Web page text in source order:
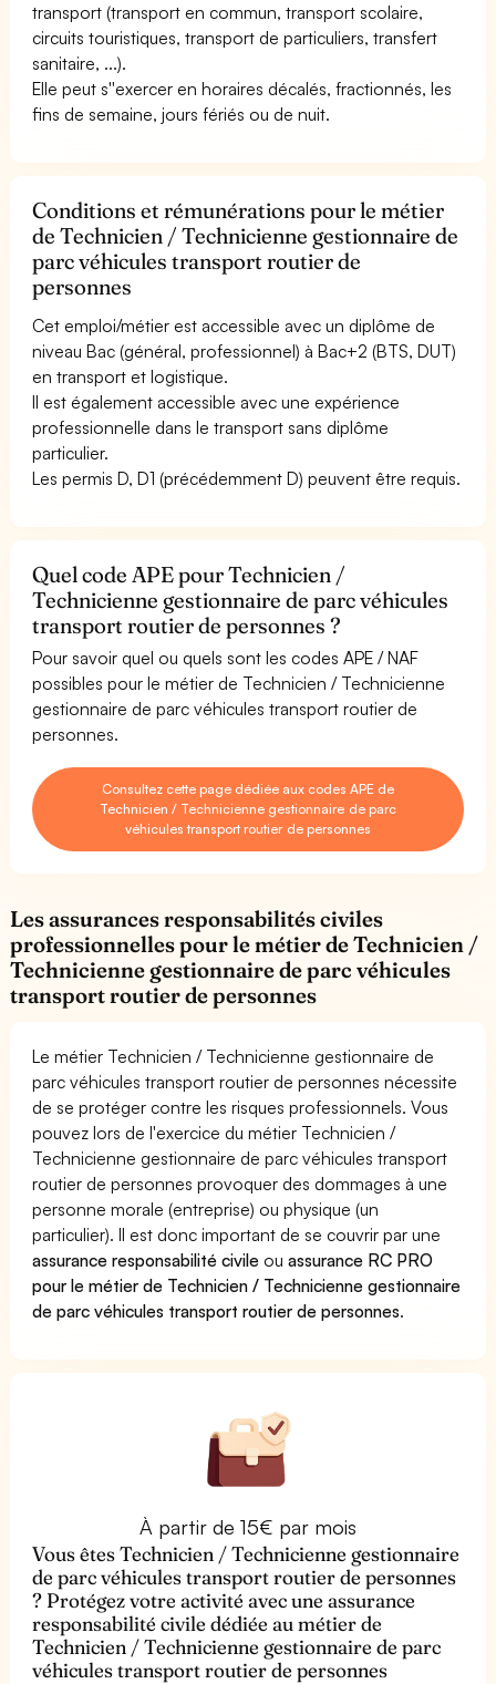
transport (transport en commun, transport scolaire,
circuits touristiques, transport de particuliers, transfert
sanitaire, ...).
Elle peut s''exercer en horaires décalés, fractionnés, les
fins de semaine, jours fériés ou de nuit.
Conditions et rémunérations pour le métier
de Technicien / Technicienne gestionnaire de
parc véhicules transport routier de
personnes
Cet emploi/métier est accessible avec un diplôme de
niveau Bac (général, professionnel) à Bac+2 (BTS, DUT)
en transport et logistique.
Il est également accessible avec une expérience
professionnelle dans le transport sans diplôme
particulier.
Les permis D, D1 (précédemment D) peuvent être requis.
Quel code APE pour Technicien /
Technicienne gestionnaire de parc véhicules
transport routier de personnes ?
Pour savoir quel ou quels sont les codes APE / NAF
possibles pour le métier de Technicien / Technicienne
gestionnaire de parc véhicules transport routier de
personnes.
Consultez cette page dédiée aux codes APE de
Technicien / Technicienne gestionnaire de parc
véhicules transport routier de personnes
Les assurances responsabilités civiles
professionnelles pour le métier de Technicien /
Technicienne gestionnaire de parc véhicules
transport routier de personnes
Le métier Technicien / Technicienne gestionnaire de
parc véhicules transport routier de personnes nécessite
de se protéger contre les risques professionnels. Vous
pouvez lors de l'exercice du métier Technicien /
Technicienne gestionnaire de parc véhicules transport
routier de personnes provoquer des dommages à une
personne morale (entreprise) ou physique (un
particulier). Il est donc important de se couvrir par une
assurance responsabilité civile ouassurance RC PRO
pour le métier de Technicien / Technicienne gestionnaire
de parc véhicules transport routier de personnes.
À partir de 15€ par mois
Vous êtes Technicien / Technicienne gestionnaire
de parc véhicules transport routier de personnes
? Protégez votre activité avec une assurance
responsabilité civile dédiée au métier de
Technicien / Technicienne gestionnaire de parc
véhicules transport routier de personnes